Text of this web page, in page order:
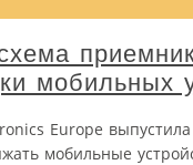
мобильных
Europe
мобильные